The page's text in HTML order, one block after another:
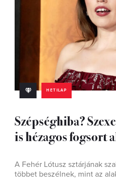
HETILAP
Szépséghiba?
is hézagos fogsort
A Fehér Lótusz sztárjának
többet beszélnek, mint az